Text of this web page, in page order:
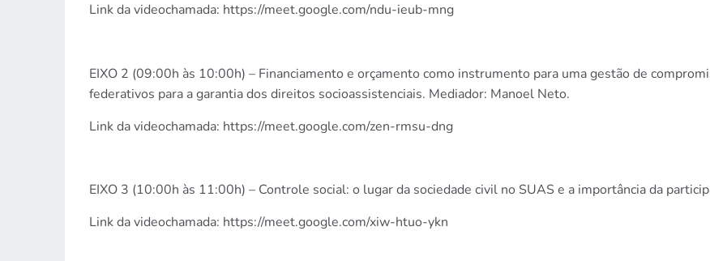
Link da videochamada: https://meet.google.com/ndu-ieub-mng
EIXO 2 (09:00h às 10:00h) – Financiamento e orçamento como instrumento para uma gestão de
federativos para a garantia dos direitos socioassistenciais. Mediador: Manoel Neto.
Link da videochamada: https://meet.google.com/zen-rmsu-dng
EIXO 3 (10:00h às 11:00h) – Controle social: o lugar da sociedade civil no SUAS e a importância da
Link da videochamada: https://meet.google.com/xiw-htuo-ykn